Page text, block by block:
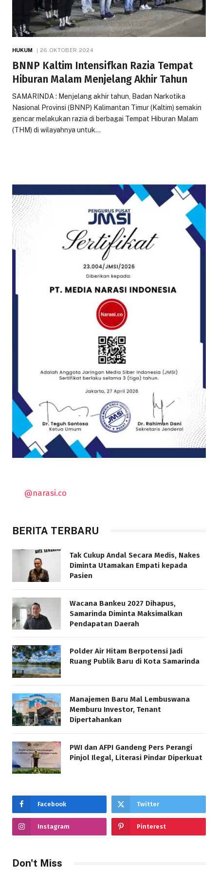
HUKUM 26 OKTOBER 2024
BNNP Kaltim Intensifkan Razia Tempat
Hiburan Malam Menjelang Akhir Tahun
SAMARINDA : Menjelang akhir tahun, Badan Narkotika
Nasional Provinsi (BNNP) Kalimantan Timur (Kaltim) semakin
gencar melakukan razia di berbagai Tempat Hiburan Malam
(THM) di wilayahnya untuk…
@narasi.co
BERITA TERBARU
Tak Cukup Andal Secara Medis, Nakes
Diminta Utamakan Empati kepada
Pasien
Wacana Bankeu 2027 Dihapus,
Samarinda Diminta Maksimalkan
Pendapatan Daerah
Polder Air Hitam Berpotensi Jadi
Ruang Publik Baru di Kota Samarinda
Manajemen Baru Mal Lembuswana
Memburu Investor, Tenant
Dipertahankan
PWI dan AFPI Gandeng Pers Perangi
Pinjol Ilegal, Literasi Pindar Diperkuat
Facebook Twitter
Instagram Pinterest
Don't Miss